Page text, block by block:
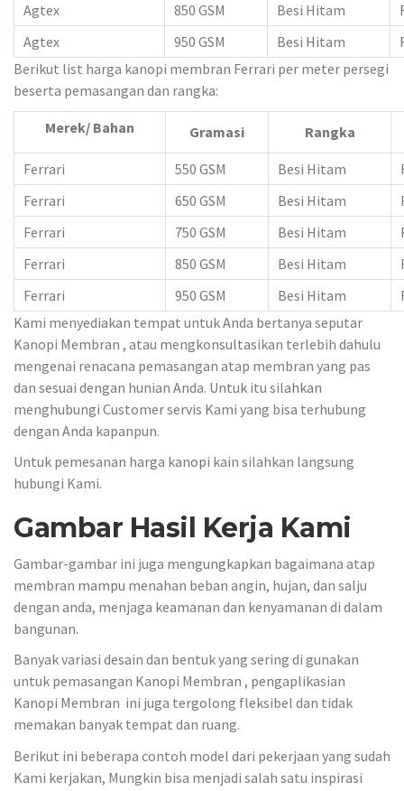
Agtex
850 GSM Besi Hitam
Agtex
950 GSM Besi Hitam
Berikut list harga kanopi membran Ferrari per meter persegi
beserta pemasangan dan rangka:
Merek/ Bahan Gramasi Rangka
Ferrari 550 GSM Besi Hitam
Ferrari
650 GSM Besi Hitam
Ferrari
750 GSM Besi Hitam
Ferrari
850 GSM Besi Hitam
Ferrari
950 GSM Besi Hitam
Kami menyediakan tempat untuk Anda bertanya seputar
Kanopi Membran , atau mengkonsultasikan terlebih dahulu
mengenai renacana pemasangan atap membran yang pas
dan sesuai dengan hunian Anda. Untuk itu silahkan
menghubungi Customer servis Kami yang bisa terhubung
dengan Anda kapanpun.
Untuk pemesanan harga kanopi kain silahkan langsung
hubungi Kami.
Gambar Hasil Kerja Kami
Gambar-gambar ini juga mengungkapkan bagaimana atap
membran mampu menahan beban angin, hujan, dan salju
dengan anda, menjaga keamanan dan kenyamanan di dalam
bangunan.
Banyak variasi desain dan bentuk yang sering di gunakan
untuk pemasangan Kanopi Membran , pengaplikasian
Kanopi Membran ini juga tergolong fleksibel dan tidak
memakan banyak tempat dan ruang.
Berikut ini beberapa contoh model dari pekerjaan yang sudah
Kami kerjakan, Mungkin bisa menjadi salah satu inspirasi